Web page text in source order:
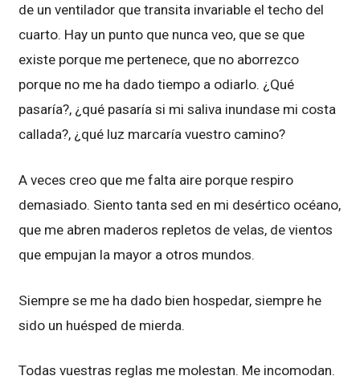
de un ventilador que transita invariable el techo del
cuarto. Hay un punto que nunca veo, que se que
existe porque me pertenece, que no aborrezco
porque no me ha dado tiempo a odiarlo. ¿Qué
pasaría?, ¿qué pasaría si mi saliva inundase mi costa
callada?, ¿qué luz marcaría vuestro camino?
A veces creo que me falta aire porque respiro
demasiado. Siento tanta sed en mi desértico océano,
que me abren maderos repletos de velas, de vientos
que empujan la mayor a otros mundos.
Siempre se me ha dado bien hospedar, siempre he
sido un huésped de mierda.
Todas vuestras reglas me molestan. Me incomodan.